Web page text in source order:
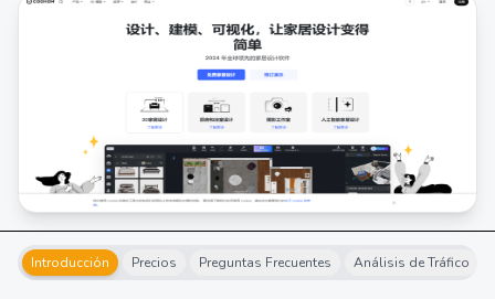
Introducción Precios Preguntas Frecuentes Análisis de Tráfico